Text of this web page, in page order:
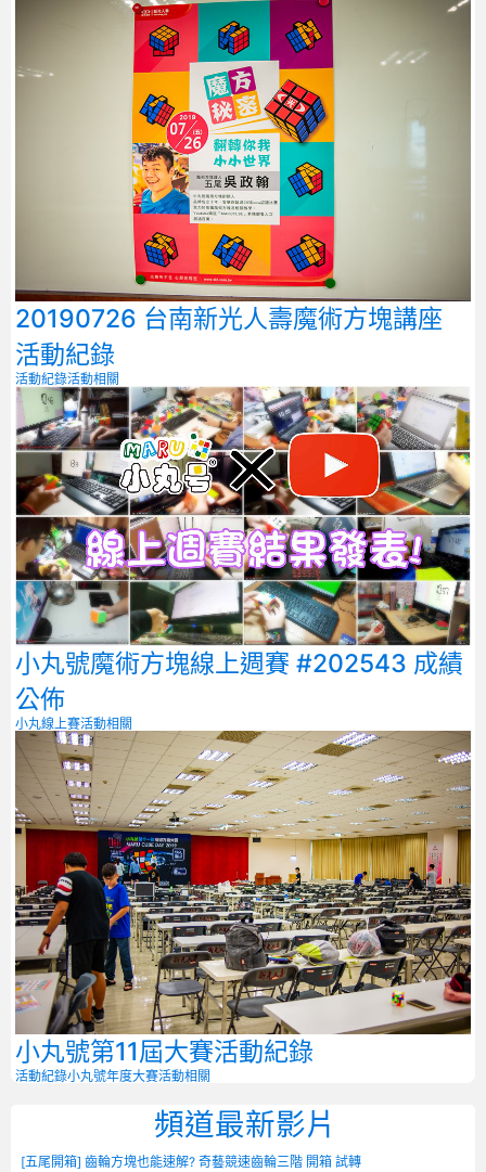
20190726 台南新光人壽魔術方塊講座
活動紀錄
活動紀錄活動相關
小丸號魔術方塊線上週賽 #202543 成績
公佈
小丸線上賽活動相關
小丸號第11屆大賽活動紀錄
活動紀錄小丸號年度大賽活動相關
頻道最新影片
[五尾開箱] 齒輪方塊也能速解? 奇藝競速齒輪三階 開箱 試轉